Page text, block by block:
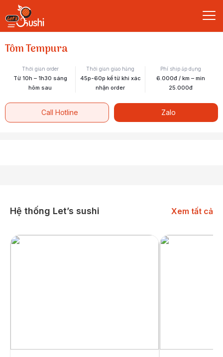
Tôm Tempura
Thời gian order
Từ 10h – 1h30 sáng
hôm sau
Thời gian giao hàng
45p-60p kể từ khi xác
nhận order
Phí ship áp dụng
6.000đ / km – min
25.000đ
Call Hotline Zalo
Hệ thống Let’s sushi Xem tất cả